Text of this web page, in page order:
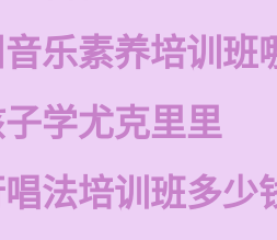
乐素养培训班
学尤克里里
法培训班多少